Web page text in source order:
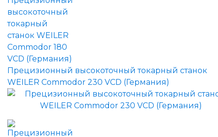
Прецизионный высокоточный токарный станок
WEILER Commodor 230 VCD (Германия)